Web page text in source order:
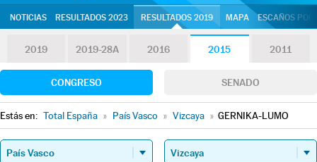
NOTICIAS RESULTADOS 2023 RESULTADOS 2019 MAPA ESCAÑOS
2019 2019-28A 2016 2015 2011
CONGRESO SENADO
Estás en: Total España » País Vasco » Vizcaya » GERNIKA-LUMO